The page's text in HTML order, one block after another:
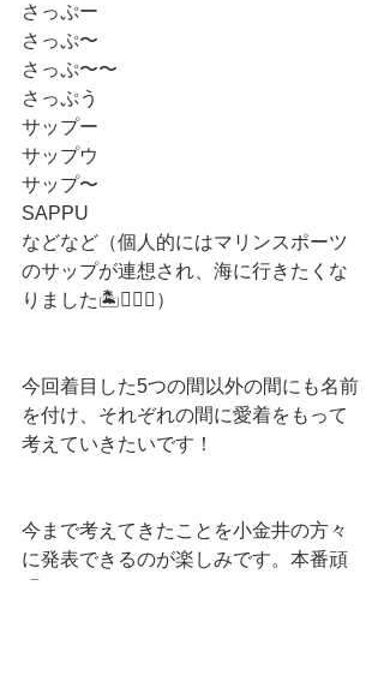
さっぷー
さっぷ〜
さっぷ〜〜
さっぷう
サップー
サップウ
サップ〜
SAPPU
などなど（個人的にはマリンスポーツ
のサップが連想され、海に行きたくな
りました🏝🏄‍♂️🐳）
今回着目した5つの間以外の間にも名前
を付け、それぞれの間に愛着をもって
考えていきたいです！
今まで考えてきたことを小金井の方々
に発表できるのが楽しみです。本番頑